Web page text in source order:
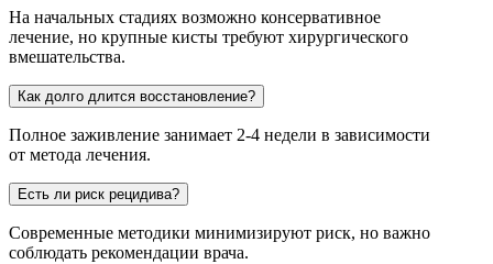
На начальных стадиях возможно консервативное
лечение, но крупные кисты требуют хирургического
вмешательства.
Как долго длится восстановление?
Полное заживление занимает 2-4 недели в зависимости
от метода лечения.
Есть ли риск рецидива?
Современные методики минимизируют риск, но важно
соблюдать рекомендации врача.